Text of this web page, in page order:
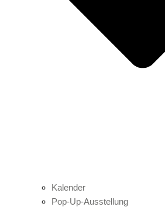
Kalender
Pop-Up-Ausstellung